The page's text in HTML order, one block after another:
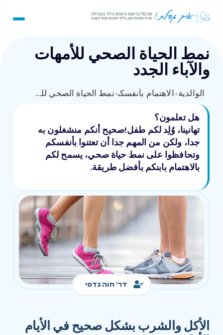
نمط الحياة الصحي للأمهات
والآباء الجدد
الوالدية›الاهتمام بأنفسكم
› نمط الحياة الصحي للأمهات والآباء الجدد
هل تعلمون؟
تهانينا، وُلِد لكم طفل!صحيح أنكم منشغلون به
جدا، ولكن من المهم جدا أن تعتنوا بأنفسكم
وتحافظوا على نمط حياة صحي، يسمح لكم
بالاهتمام بابنكم بأفضل طريقة.
דר' חוה גדסי
الأكل والشرب بشكل صحيح في الأيام